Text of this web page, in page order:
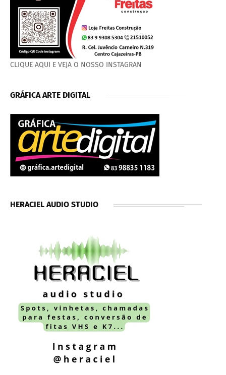
CLIQUE AQUI E VEJA O NOSSO INSTAGRAN
GRÁFICA ARTE DIGITAL
HERACIEL AUDIO STUDIO